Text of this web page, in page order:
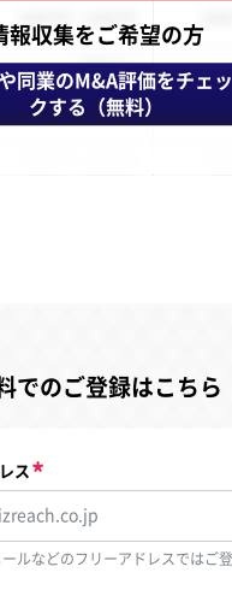
報収集をご希望の方
同業のM&A評価をチェッ
クする（無料）
でのご登録はこちら
ス
ルなどのフリーアドレスではご